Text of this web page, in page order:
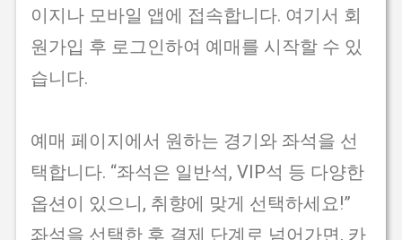
이지나 모바일 앱에 접속합니다. 여기서 회
원가입 후 로그인하여 예매를 시작할 수 있
습니다.
예매 페이지에서 원하는 경기와 좌석을 선
택합니다. “좌석은 일반석, VIP석 등 다양한
옵션이 있으니, 취향에 맞게 선택하세요!”
좌석을 선택한 후 결제 단계로 넘어가면, 카